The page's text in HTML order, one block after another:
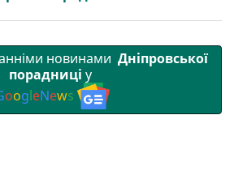
новинами Дніпровської
порадниці у
oogleNews